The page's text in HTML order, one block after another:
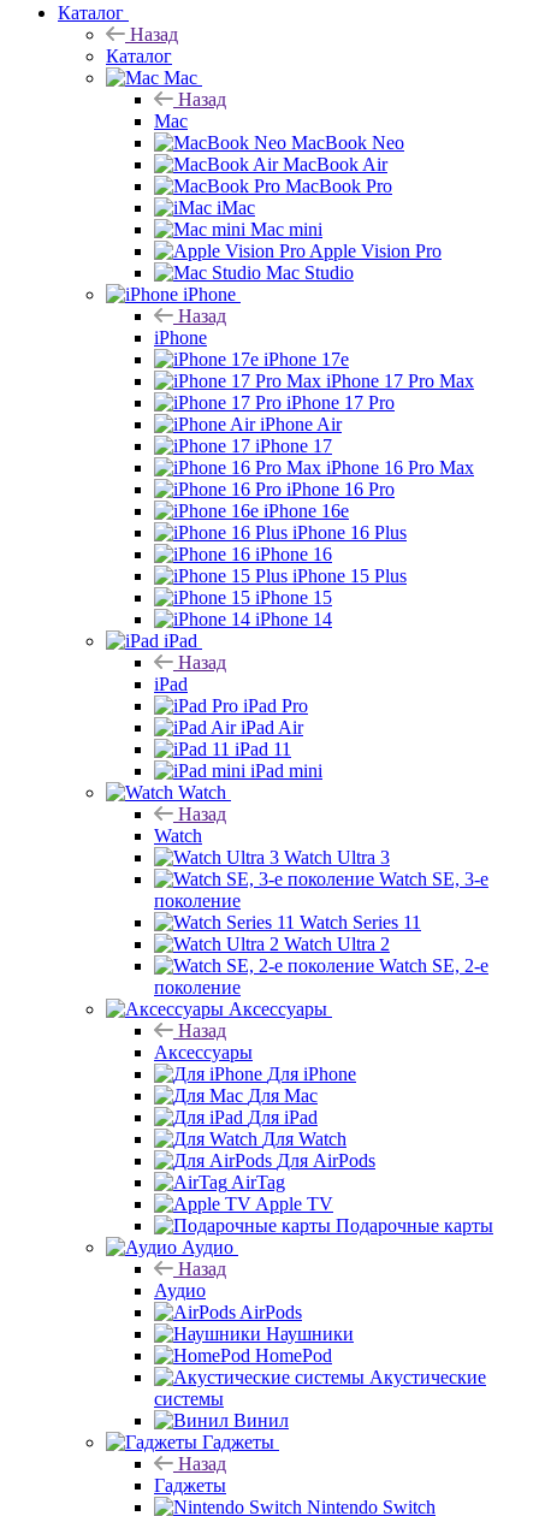
Каталог
Назад
Каталог
Mac
Назад
Mac
MacBook Neo
MacBook Air
MacBook Pro
iMac
Mac mini
Apple Vision Pro
Mac Studio
iPhone
Назад
iPhone
iPhone 17e
iPhone 17 Pro Max
iPhone 17 Pro
iPhone Air
iPhone 17
iPhone 16 Pro Max
iPhone 16 Pro
iPhone 16e
iPhone 16 Plus
iPhone 16
iPhone 15 Plus
iPhone 15
iPhone 14
iPad
Назад
iPad
iPad Pro
iPad Air
iPad 11
iPad mini
Watch
Назад
Watch
Watch Ultra 3
Watch SE, 3-е
поколение
Watch Series 11
Watch Ultra 2
Watch SE, 2-е
поколение
Аксессуары
Назад
Аксессуары
Для iPhone
Для Mac
Для iPad
Для Watch
Для AirPods
AirTag
Apple TV
Подарочные карты
Аудио
Назад
Аудио
AirPods
Наушники
HomePod
Акустические
системы
Винил
Гаджеты
Назад
Гаджеты
Nintendo Switch